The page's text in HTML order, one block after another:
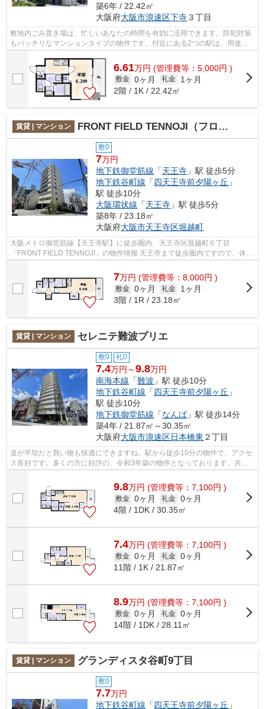
築6年 / 22.42㎡
大阪府大阪市浪速区下寺３丁目
敷地内ごみ置き場は、忙しいあなたの時間を有効に活用できます。防犯対策
もバッチリなマンションタイプの物件です。付近にある2つの駅は、用途や
6.61万円 (管理費等：5,000円 )
敷金 0ヶ月 礼金
1ヶ月
2階 / 1K / 22.42㎡
賃貸 | マンション FRONT FIELD TENNOJI（フロントフィールドテンノウジ）
敷0
7万円
地下鉄御堂筋線 「天王寺 」駅 徒歩5分
地下鉄谷町線 「四天王寺前夕陽ヶ丘 」
駅 徒歩10分
大阪環状線 「天王寺 」駅 徒歩5分
築8年 / 23.18㎡
大阪府大阪市天王寺区堀越町
大阪メトロ御堂筋線【天王寺駅】に徒歩圏内、天王寺区堀越町６丁目
「FRONT FIELD TENNOJI」の物件情報 天王寺まで徒歩圏内ですので、休日
にはショッピングや映画を楽しめる好立地♪ ペ...
7万円 (管理費等：8,000円 )
敷金 0ヶ月 礼金
1ヶ月
3階 / 1R / 23.18㎡
賃貸 | マンション セレニテ難波プリエ
敷0 礼0
7.4万円～9.8万円
南海本線 「難波 」駅 徒歩10分
地下鉄谷町線 「四天王寺前夕陽ヶ丘 」
駅 徒歩10分
地下鉄御堂筋線 「なんば」駅 徒歩14分
築4年 / 21.87㎡～30.35㎡
大阪府大阪市浪速区日本橋東 ２丁目
道が平坦だと買い物も快適にできますね。駅から徒歩10分の物件で、アクセ
ス良好です。多くの方に好評の、令和3年築の物件となっております。共用
部には敷地内ごみ置き場・エレベータ2...
9.8万円 (管理費等：7,100円 )
敷金 0ヶ月 礼金 0ヶ月
4階 / 1DK / 30.35㎡
7.4万円 (管理費等：7,100円 )
敷金 0ヶ月 礼金 0ヶ月
11階 / 1K / 21.87㎡
8.9万円 (管理費等：7,100円 )
敷金 0ヶ月 礼金 0ヶ月
14階 / 1DK / 28.11㎡
賃貸 | マンション グランディスタ谷町9丁目
敷0
7.7万円
地下鉄谷町線 「四天王寺前夕陽ヶ丘 」